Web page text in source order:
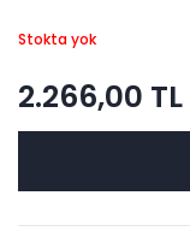
Stokta yok
2.266,00 TL